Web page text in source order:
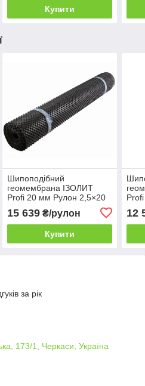
Купити
Шипоподібний
геомембрана ІЗОЛИТ
Profi 20 мм Рулон 2,5×20
15 639₴/рулон
Купити
12
за рік
173/1, Черкаси, Україна